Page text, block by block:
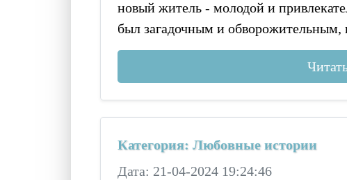
новый житель - молодой и
был загадочным и
Категория: Любовные истории
Дата: 21-04-2024 19:24:46